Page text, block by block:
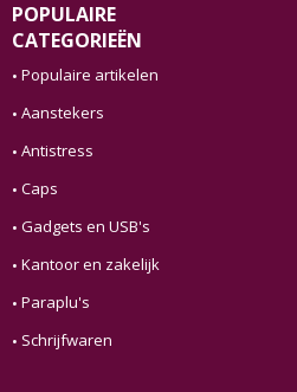
POPULAIRE
CATEGORIEËN
Populaire artikelen
Aanstekers
Antistress
Caps
Gadgets en USB's
Kantoor en zakelijk
Paraplu's
Schrijfwaren